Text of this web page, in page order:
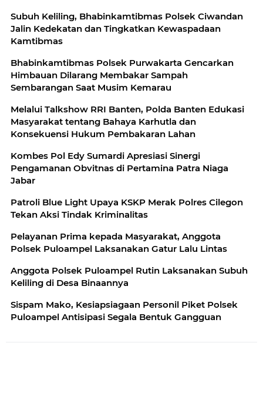
Subuh Keliling, Bhabinkamtibmas Polsek Ciwandan
Jalin Kedekatan dan Tingkatkan Kewaspadaan
Kamtibmas
Bhabinkamtibmas Polsek Purwakarta Gencarkan
Himbauan Dilarang Membakar Sampah
Sembarangan Saat Musim Kemarau
Melalui Talkshow RRI Banten, Polda Banten Edukasi
Masyarakat tentang Bahaya Karhutla dan
Konsekuensi Hukum Pembakaran Lahan
Kombes Pol Edy Sumardi Apresiasi Sinergi
Pengamanan Obvitnas di Pertamina Patra Niaga
Jabar
Patroli Blue Light Upaya KSKP Merak Polres Cilegon
Tekan Aksi Tindak Kriminalitas
Pelayanan Prima kepada Masyarakat, Anggota
Polsek Puloampel Laksanakan Gatur Lalu Lintas
Anggota Polsek Puloampel Rutin Laksanakan Subuh
Keliling di Desa Binaannya
Sispam Mako, Kesiapsiagaan Personil Piket Polsek
Puloampel Antisipasi Segala Bentuk Gangguan